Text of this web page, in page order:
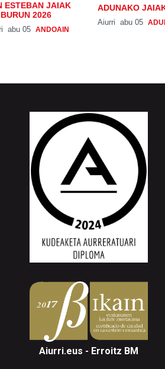
ESTEBAN JAIAK
2026
abu 05 ANDOAIN
ADUNAKO
Aiurri abu 05
Aiurri.eus - Erroitz BM